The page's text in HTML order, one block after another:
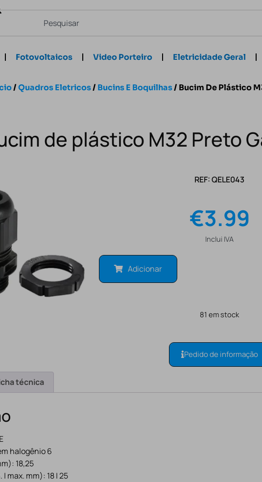
Fotovoltaicos Video Porteiro Eletricidade Geral
/Quadros Eletricos/ Bucins E Boquilhas/ Bucim De Plástico
de plástico M32 Preto
REF: QELE043
€3.99
Inclui IVA
Adicionar
81 em stock
Pedido de informação
técnica
halogênio 6
18,25
max. mm): 18 | 25